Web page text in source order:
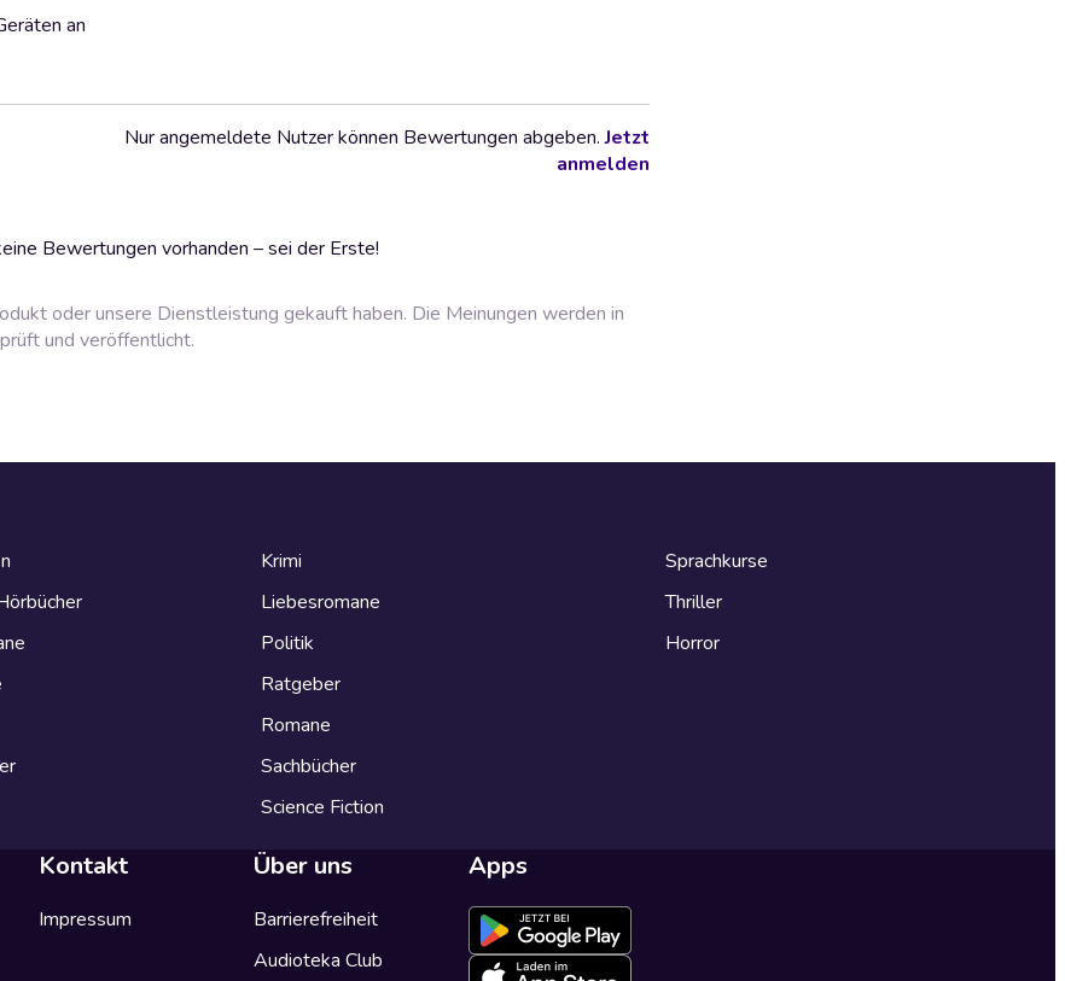
an
Bewertungen vorhanden – sei der Erste!
Nur angemeldete Nutzer können Bewertungen abgeben.Jetzt
anmelden
oder unsere Dienstleistung gekauft haben. Die Meinungen werden in
und veröffentlicht.
Krimi
Liebesromane
Politik
Ratgeber
Romane
Sachbücher
Science Fiction
Sprachkurse
Thriller
Horror
Kontakt
Impressum
Über uns
Barrierefreiheit
Audioteka Club
Apps